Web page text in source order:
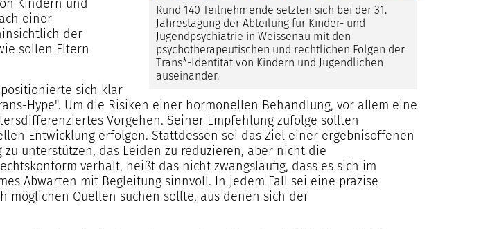
Rund 140 Teilnehmende setzten sich bei der 31.
Jahrestagung der Abteilung für Kinder- und
Jugendpsychiatrie in Weissenau mit den
psychotherapeutischen und rechtlichen Folgen der
Trans*-Identität von Kindern und Jugendlichen
auseinander.
Kindern und
einer
der
sollen Eltern
sich klar
Hype". Um die Risiken einer hormonellen Behandlung, vor allem eine
Vorgehen. Seiner Empfehlung zufolge sollten
Entwicklung erfolgen. Stattdessen sei das Ziel einer ergebnisoffenen
unterstützen, das Leiden zu reduzieren, aber nicht die
verhält, heißt das nicht zwangsläufig, dass es sich im
Abwarten mit Begleitung sinnvoll. In jedem Fall sei eine präzise
möglichen Quellen suchen sollte, aus denen sich der